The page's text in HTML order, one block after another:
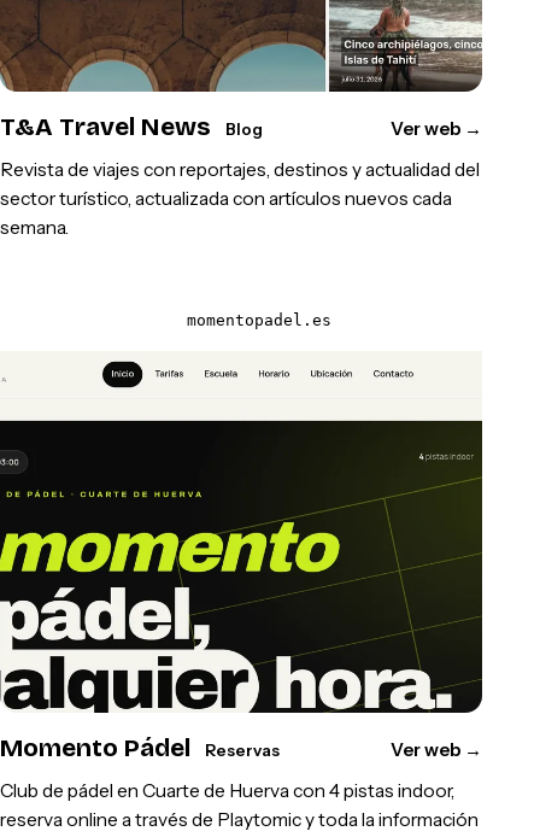
T&A Travel News Blog Ver web →
Revista de viajes con reportajes, destinos y actualidad del
sector turístico, actualizada con artículos nuevos cada
semana.
momentopadel.es
Momento Pádel Reservas Ver web →
Club de pádel en Cuarte de Huerva con 4 pistas indoor,
reserva online a través de Playtomic y toda la información